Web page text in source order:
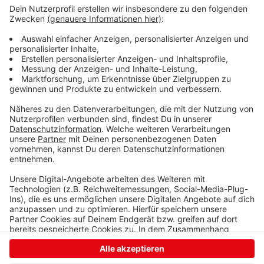
dreimal hin und zurück. Quasi im Alleingang hat er aus
Selbstverständlich immer dabei: Sein Handy, mit dem
er in lieb gewonnener Manier per Sprachnachricht von
seinen Erlebnissen berichtet. Eben Jogis
Sprachnachricht, die Fußball-Comedy.
Anzeige
Anzeige